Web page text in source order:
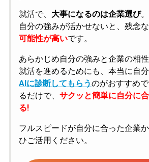
就活で、 大事になるのは企業選び。
自分の強みが活かせないと、残念
可能性が高いです。
あらかじめ自分の強みと企業の相
就活を進めるためにも、本当に自
AIに診断してもらうのがおすすめ
るだけで、 サクッと簡単に自分に
る!
フルスピードが自分に合った企業
ひご活用ください。